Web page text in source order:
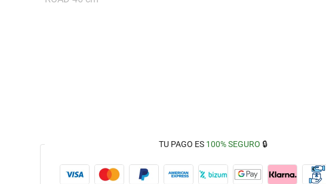
TU PAGO ES 100% SEGURO 🔒